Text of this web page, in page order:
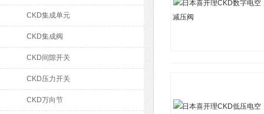
CKD集成单元
CKD集成阀
CKD间隙开关
CKD压力开关
CKD万向节